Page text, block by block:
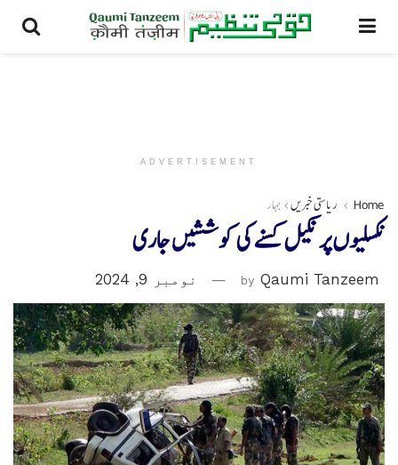
ADVERTISEMENT
Home ریاستی خبریں بہار
نکسلیوں پر نکیل کسنے کی کوششیں جاری
by Qaumi Tanzeem نومبر 9, 2024